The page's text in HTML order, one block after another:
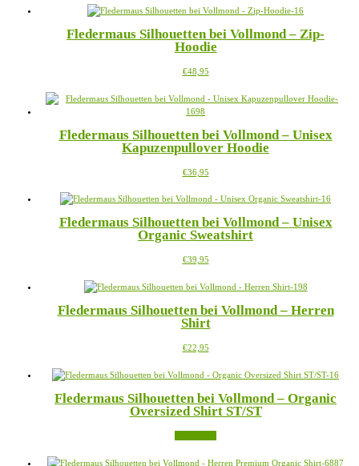
Fledermaus Silhouetten bei Vollmond – Zip-
Hoodie
€48,95Dieses
weist
auf.
Die
können
der
gewählt
werden
Fledermaus Silhouetten bei Vollmond – Unisex
Kapuzenpullover Hoodie
€36,95Dieses
weist
Varianten
auf.
Optionen
auf
Produktseite
gewählt
Fledermaus Silhouetten bei Vollmond – Unisex
Organic Sweatshirt
€39,95Dieses
weist
Varianten
auf.
Optionen
auf
Produktseite
gewählt
Fledermaus Silhouetten bei Vollmond – Herren
Shirt
€22,95Dieses
weist
Varianten
auf.
auf
Fledermaus Silhouetten bei Vollmond – Organic
Oversized Shirt ST/ST